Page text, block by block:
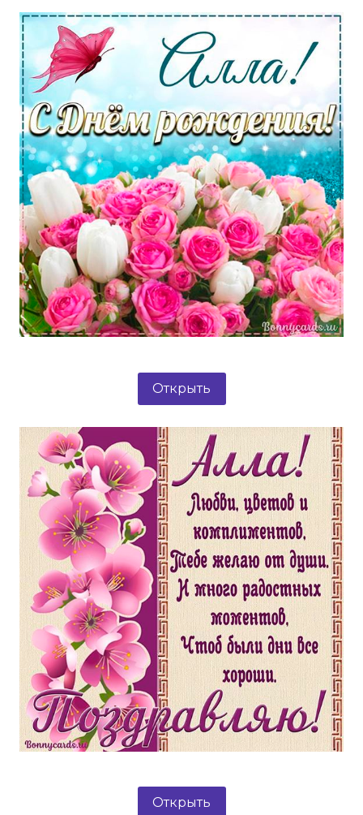
Открыть
Открыть